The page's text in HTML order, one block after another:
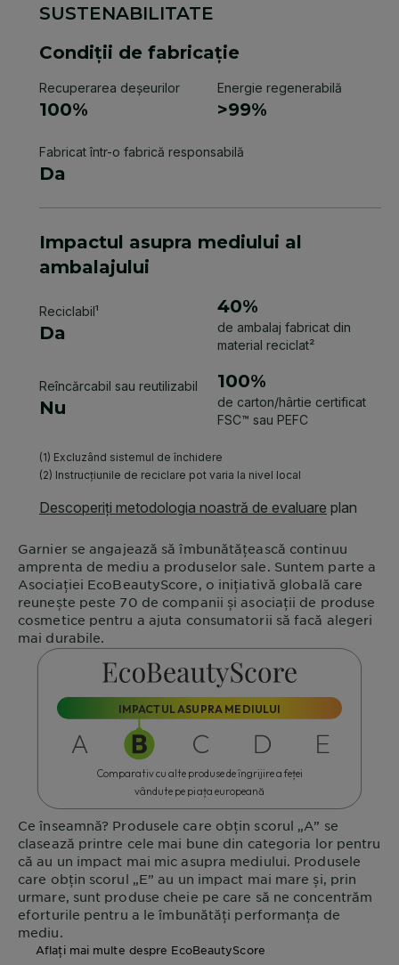
Garnierse angajează să îmbunătățească continuu
amprenta de mediu a produselor sale. Suntem parte a
Asociației EcoBeautyScore , o inițiativă globală care
reunește peste 70 de companii și asociații de produse
cosmetice pentru a ajuta consumatorii să facă alegeri
mai durabile.
IMPACTUL ASUPRA MEDIULUI
Comparativ cu alte produse de îngrijire a feței
vândute pe piața europeană
Ce înseamnă? Produsele care obțin scorul „A” se
clasează printre cele mai bune din categoria lor pentru
că au un impact mai mic asupra mediului. Produsele
care obțin scorul „E” au un impact mai mare și, prin
urmare, sunt produse cheie pe care să ne concentrăm
eforturile pentru a le îmbunătăți performanța de
mediu.
Aflați mai multe despre EcoBeautyScore